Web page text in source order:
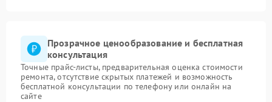
Прозрачное ценообразование и бесплатная
консультация
Точные прайс-листы, предварительная оценка стоимости
ремонта, отсутствие скрытых платежей и возможность
бесплатной консультации по телефону или онлайн на
сайте